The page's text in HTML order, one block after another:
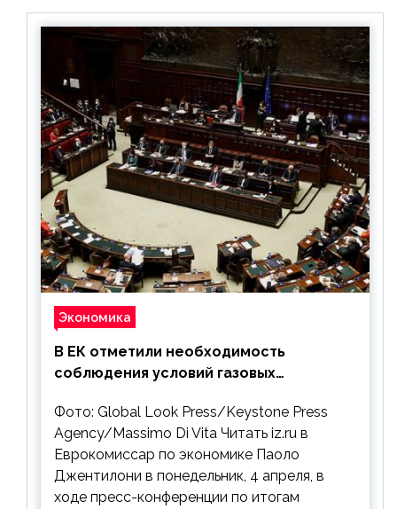
Экономика
В ЕК отметили необходимость
соблюдения условий газовых
Фото: Global Look Press/Keystone Press
Agency/Massimo Di Vita Читать iz.ru в
Еврокомиссар по экономике Паоло
Джентилони в понедельник, 4 апреля, в
ходе пресс-конференции по итогам